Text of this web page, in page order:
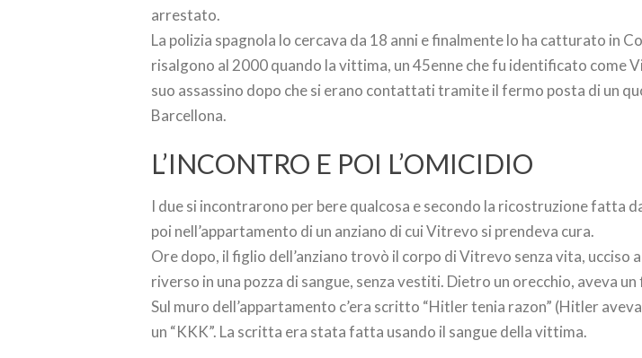
arrestato.
La polizia spagnola lo cercava da 18 anni e finalmente lo ha catturato in
risalgono al 2000 quando la vittima, un 45enne che fu identificato come
suo assassino dopo che si erano contattati tramite il fermo posta di un
Barcellona.
L’INCONTRO E POI L’OMICIDIO
I due si incontrarono per bere qualcosa e secondo la ricostruzione fatta
poi nell’appartamento di un anziano di cui Vitrevo si prendeva cura.
Ore dopo, il figlio dell’anziano trovò il corpo di Vitrevo senza vita, ucciso
riverso in una pozza di sangue, senza vestiti. Dietro un orecchio, aveva
Sul muro dell’appartamento c’era scritto “Hitler tenia razon” (Hitler
un “KKK”. La scritta era stata fatta usando il sangue della vittima.